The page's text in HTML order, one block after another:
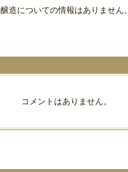
醸造についての情報はありません。
コメントはありません。